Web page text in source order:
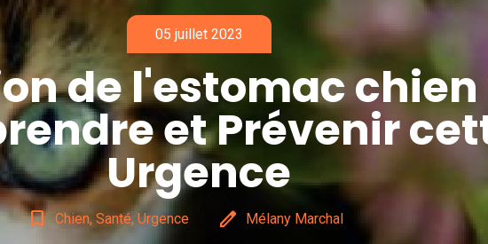
05 juillet 2023
de l'estomac chien
et Prévenir
Urgence
bookmark_border Chien, Santé, Urgence edit Mélany Marchal